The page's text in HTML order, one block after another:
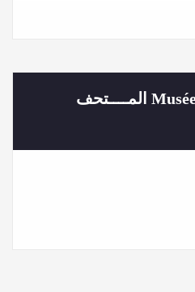
Musée National du Bardo المــــتحف